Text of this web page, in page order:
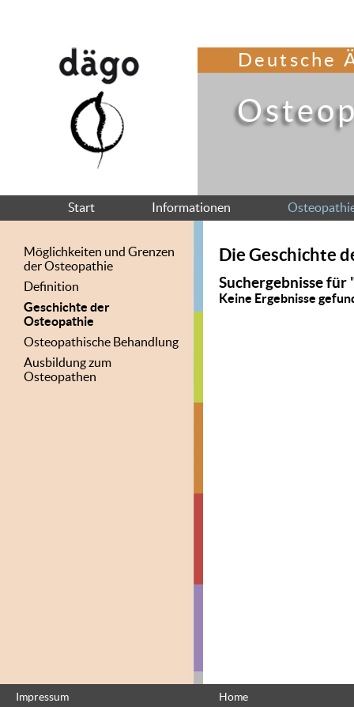
Deutsche
Start Informationen
Möglichkeiten und Grenzen
der Osteopathie
Definition
Geschichte der
Osteopathie
Osteopathische Behandlung
Ausbildung zum
Osteopathen
Die Geschichte
Suchergebnisse
Keine Ergebnisse
Impressum Home